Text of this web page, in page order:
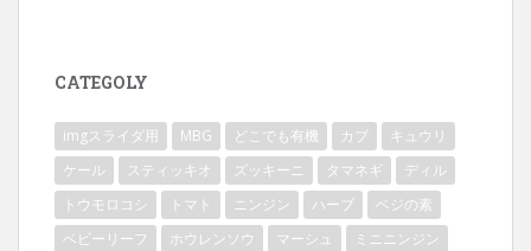
CATEGOLY
imgスライダ用 MBG どこでも有機 カブ
キュウリ
ケール
スティッキオ ズッキーニ タマネギ
ディル
トウモロコシ
トマト ニンジン ハーブ
ベジの素
ベビーリーフ
ホウレンソウ マーシュ ミニニンジン